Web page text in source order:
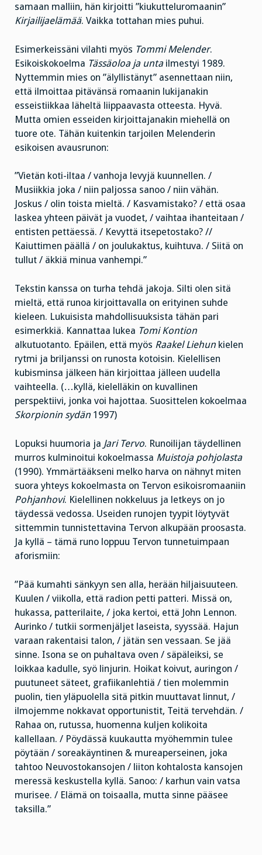
samaan malliin, hän kirjoitti ”kiukutteluromaanin”
Kirjailijaelämää. Vaikka tottahan mies puhui.
Esimerkeissäni vilahti myös Tommi Melender.
Esikoiskokoelma Tässäoloa ja unta ilmestyi 1989.
Nyttemmin mies on ”älyllistänyt” asennettaan niin,
että ilmoittaa pitävänsä romaanin lukijanakin
esseistiikkaa läheltä liippaavasta otteesta. Hyvä.
Mutta omien esseiden kirjoittajanakin miehellä on
tuore ote. Tähän kuitenkin tarjoilen Melenderin
esikoisen avausrunon:
”Vietän koti-iltaa / vanhoja levyjä kuunnellen. /
Musiikkia joka / niin paljossa sanoo / niin vähän.
Joskus / olin toista mieltä. / Kasvamistako? / että osaa
laskea yhteen päivät ja vuodet, / vaihtaa ihanteitaan /
entisten pettäessä. / Kevyttä itsepetostako? //
Kaiuttimen päällä / on joulukaktus, kuihtuva. / Siitä on
tullut / äkkiä minua vanhempi.”
Tekstin kanssa on turha tehdä jakoja. Silti olen sitä
mieltä, että runoa kirjoittavalla on erityinen suhde
kieleen. Lukuisista mahdollisuuksista tähän pari
esimerkkiä. Kannattaa lukea Tomi Kontion
alkutuotanto. Epäilen, että myös Raakel Liehun kielen
rytmi ja briljanssi on runosta kotoisin. Kielellisen
kubisminsa jälkeen hän kirjoittaa jälleen uudella
vaihteella. (…kyllä, kielelläkin on kuvallinen
perspektiivi, jonka voi hajottaa. Suosittelen kokoelmaa
Skorpionin sydän 1997)
Lopuksi huumoria ja Jari Tervo. Runoilijan täydellinen
murros kulminoitui kokoelmassa Muistoja pohjolasta
(1990). Ymmärtääkseni melko harva on nähnyt miten
suora yhteys kokoelmasta on Tervon esikoisromaaniin
Pohjanhovi. Kielellinen nokkeluus ja letkeys on jo
täydessä vedossa. Useiden runojen tyypit löytyvät
sittemmin tunnistettavina Tervon alkupään proosasta.
Ja kyllä – tämä runo loppuu Tervon tunnetuimpaan
aforismiin:
”Pää kumahti sänkyyn sen alla, herään hiljaisuuteen.
Kuulen / viikolla, että radion petti patteri. Missä on,
hukassa, patterilaite, / joka kertoi, että John Lennon.
Aurinko / tutkii sormenjäljet laseista, syyssää. Hajun
varaan rakentaisi talon, / jätän sen vessaan. Se jää
sinne. Isona se on puhaltava oven / säpäleiksi, se
loikkaa kadulle, syö linjurin. Hoikat koivut, auringon /
puutuneet säteet, grafiikanlehtiä / tien molemmin
puolin, tien yläpuolella sitä pitkin muuttavat linnut, /
ilmojemme nokkavat opportunistit, Teitä tervehdän. /
Rahaa on, rutussa, huomenna kuljen kolikoita
kallellaan. / Pöydässä kuukautta myöhemmin tulee
pöytään / soreakäyntinen & mureaperseinen, joka
tahtoo Neuvostokansojen / liiton kohtalosta kansojen
meressä keskustella kyllä. Sanoo: / karhun vain vatsa
murisee. / Elämä on toisaalla, mutta sinne pääsee
taksilla.”